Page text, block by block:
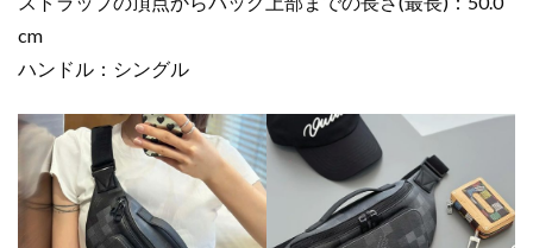
cm
ハンドル：シングル